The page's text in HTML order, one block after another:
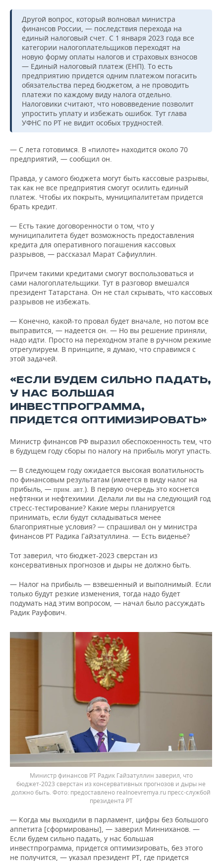
Другой вопрос, который волновал министра
финансов России, — последствия перехода на
единый налоговый счет. С 1 января 2023 года все
категории налогоплательщиков переходят на
новую форму оплаты налогов и страховых взносов
— Единый налоговый платеж (ЕНП). То есть
предприятию придется одним платежом погасить
обязательства перед бюджетом, а не проводить
платежи по каждому виду налога отдельно.
Налоговики считают, что нововведение позволит
упростить уплату и избежать ошибок. Тут глава
УФНС по РТ не видит особых трудностей.
— С лета готовимся. В «пилоте» находится около 70
предприятий, — сообщил он.
Правда, у самого бюджета могут быть кассовые разрывы,
так как не все предприятия смогут осилить единый
платеж. Чтобы их покрыть, муниципалитетам придется
брать кредит.
— Есть такие договоренности о том, что у
муниципалитета будет возможность предоставления
кредита для оперативного погашения кассовых
разрывов, — рассказал Марат Сафиуллин.
Причем такими кредитами смогут воспользоваться и
сами налогоплательщики. Тут в разговор вмешался
президент Татарстана. Он не стал скрывать, что кассовых
разрывов не избежать.
— Конечно, какой-то провал будет вначале, но потом все
выправится, — надеется он. — Но вы решение приняли,
надо идти. Просто на переходном этапе в ручном режиме
отрегулируем. В принципе, я думаю, что справимся с
этой задачей.
«ЕСЛИ БУДЕМ СИЛЬНО ПАДАТЬ,
У НАС БОЛЬШАЯ
ИНВЕСТПРОГРАММА,
ПРИДЕТСЯ ОПТИМИЗИРОВАТЬ»
Министр финансов РФ выразил обеспокоенность тем, что
в будущем году сборы по налогу на прибыль могут упасть.
— В следующем году ожидается высокая волатильность
по финансовым результатам (имеется в виду налог на
прибыль, — прим. авт.). В первую очередь это коснется
нефтянки и нефтехимии. Делали ли вы на следующий год
стресс-тестирование? Какие меры планируется
принимать, если будут складываться менее
благоприятные условия? — спрашивал он у министра
финансов РТ Радика Гайзатуллина. — Есть виденье?
Тот заверил, что бюджет-2023 сверстан из
консервативных прогнозов и дыры не должно быть.
— Налог на прибыль — взвешенный и выполнимый. Если
только будут резкие изменения, тогда надо будет
подумать над этим вопросом, — начал было рассуждать
Радик Рауфович.
Министр финансов РТ Радик Гайзатуллин заверил, что
бюджет-2023 сверстан из консервативных прогнозов и дыры не
должно быть.
предоставлено realnoevremya.ru пресс-службой
президента РТ
— Когда мы выходили в парламент, цифры без большого
аппетита [сформированы], — заверил Минниханов. —
Если будем сильно падать, у нас большая
инвестпрограмма, придется оптимизировать, без этого
не получится, — указал президент РТ, где придется